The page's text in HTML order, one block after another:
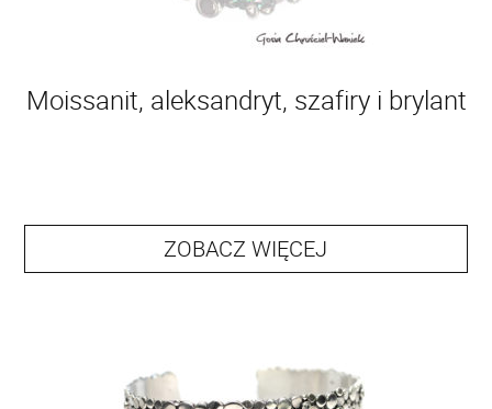
Moissanit, aleksandryt, szafiry i brylant
ZOBACZ WIĘCEJ